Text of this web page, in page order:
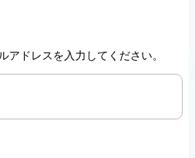
アドレスを入力してください。